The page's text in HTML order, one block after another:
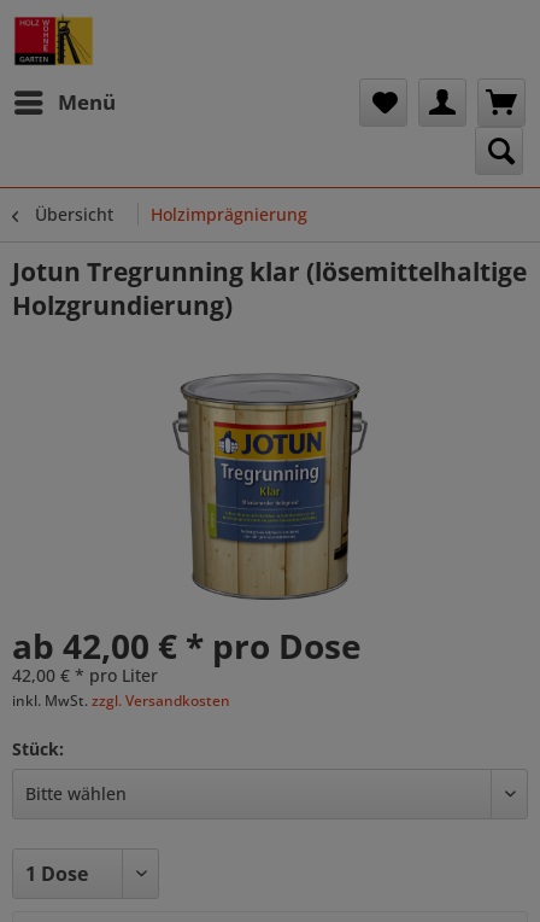
Menü
Übersicht Holzimprägnierung
Jotun Tregrunning klar (lösemittelhaltige
Holzgrundierung)
ab 42,00 € * pro Dose
42,00 € * pro Liter
inkl. MwSt. zzgl. Versandkosten
Stück: